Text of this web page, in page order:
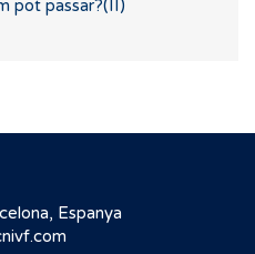
pot passar?(II)
Espanya